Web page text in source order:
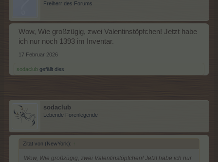
Freiherr des Forums
Wow, Wie großzügig, zwei Valentinstöpfchen! Jetzt habe
ich nur noch 1393 im Inventar.
17 Februar 2026
sodaclub gefällt dies.
sodaclub
Lebende Forenlegende
Zitat von (NewYork): ↑
Wow, Wie großzügig, zwei Valentinstöpfchen! Jetzt habe ich nur